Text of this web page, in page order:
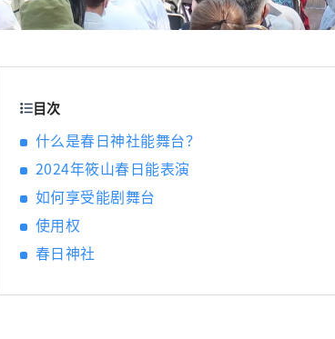
目次
什么是春日神社能舞台？
2024年筱山春日能表演
如何享受能剧舞台
使用权
春日神社